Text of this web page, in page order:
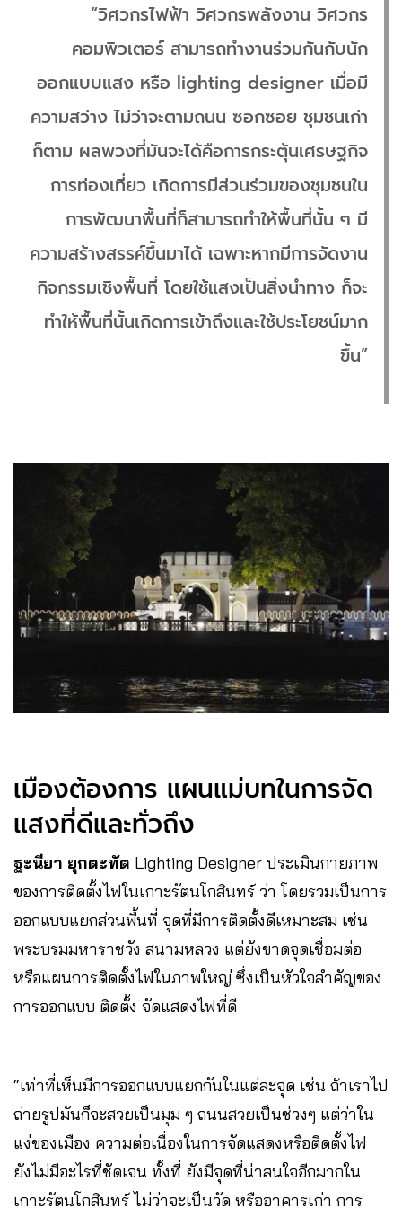
“วิศวกรไฟฟ้า วิศวกรพลังงาน วิศวกร
คอมพิวเตอร์ สามารถทำงานร่วมกันกับนัก
ออกแบบแสง หรือ lighting designer เมื่อมี
ความสว่าง ไม่ว่าจะตามถนน ซอกซอย ชุมชนเก่า
ก็ตาม ผลพวงที่มันจะได้คือการกระตุ้นเศรษฐกิจ
การท่องเที่ยว เกิดการมีส่วนร่วมของชุมชนใน
การพัฒนาพื้นที่ก็สามารถทำให้พื้นที่นั้น ๆ มี
ความสร้างสรรค์ขึ้นมาได้ เฉพาะหากมีการจัดงาน
กิจกรรมเชิงพื้นที่ โดยใช้แสงเป็นสิ่งนำทาง ก็จะ
ทำให้พื้นที่นั้นเกิดการเข้าถึงและใช้ประโยชน์มาก
ขึ้น”
เมืองต้องการ แผนแม่บทในการจัด
แสงที่ดีและทั่วถึง
ฐะนียา ยุกตะทัต Lighting Designer ประเมินกายภาพ
ของการติดตั้งไฟในเกาะรัตนโกสินทร์ ว่า โดยรวมเป็นการ
ออกแบบแยกส่วนพื้นที่ จุดที่มีการติดตั้งดีเหมาะสม เช่น
พระบรมมหาราชวัง สนามหลวง แต่ยังขาดจุดเชื่อมต่อ
หรือแผนการติดตั้งไฟในภาพใหญ่ ซึ่งเป็นหัวใจสำคัญของ
การออกแบบ ติดตั้ง จัดแสดงไฟที่ดี
“เท่าที่เห็นมีการออกแบบแยกกันในแต่ละจุด เช่น ถ้าเราไป
ถ่ายรูปมันก็จะสวยเป็นมุม ๆ ถนนสวยเป็นช่วงๆ แต่ว่าใน
แง่ของเมือง ความต่อเนื่องในการจัดแสดงหรือติดตั้งไฟ
ยังไม่มีอะไรที่ชัดเจน ทั้งที่ ยังมีจุดที่น่าสนใจอีกมากใน
เกาะรัตนโกสินทร์ ไม่ว่าจะเป็นวัด หรืออาคารเก่า การ